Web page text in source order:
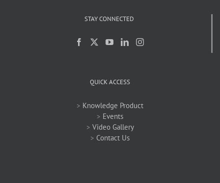
STAY CONNECTED
QUICK ACCESS
> Knowledge Product
> Events
> Video Gallery
> Contact Us